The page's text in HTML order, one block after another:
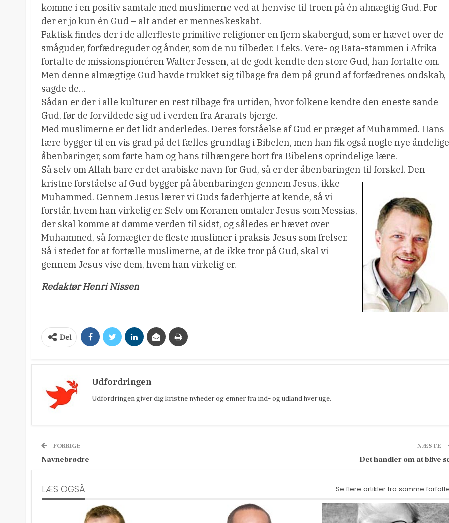
komme i en positiv samtale med muslimerne ved at henvise til troen på én almægtig Gud. For
der er jo kun én Gud – alt andet er menneskeskabt.
Faktisk findes der i de allerfleste primitive religioner en fjern skabergud, som er hævet over de
småguder, forfædreguder og ånder, som de nu tilbeder. I f.eks. Vere- og Bata-stammen i Afrika
fortalte de missionspionéren Walter Jessen, at de godt kendte den store Gud, han fortalte om.
Men denne almægtige Gud havde trukket sig tilbage fra dem på grund af forfædrenes ondskab,
sagde de…
Sådan er der i alle kulturer en rest tilbage fra urtiden, hvor folkene kendte den eneste sande
Gud, før de forvildede sig ud i verden fra Ararats bjerge.
Med muslimerne er det lidt anderledes. Deres forståelse af Gud er præget af Muhammed. Hans
lære bygger til en vis grad på det fælles grundlag i Bibelen, men han fik også nogle nye åndelige
åbenbaringer, som førte ham og hans tilhængere bort fra Bibelens oprindelige lære.
Så selv om Allah bare er det arabiske navn for Gud, så er der åbenbaringen til forskel. Den
kristne forståelse af Gud bygger på åbenbaringen gennem Jesus, ikke
Muhammed. Gennem Jesus lærer vi Guds faderhjerte at kende, så vi
forstår, hvem han virkelig er. Selv om Koranen omtaler Jesus som Messias,
der skal komme at dømme verden til sidst, og således er hævet over
Muhammed, så fornægter de fleste muslimer i praksis Jesus som frelser.
Så i stedet for at fortælle muslimerne, at de ikke tror på Gud, skal vi
gennem Jesus vise dem, hvem han virkelig er.
Redaktør Henri Nissen
Del
Udfordringen
Udfordringen giver dig kristne nyheder og emner fra ind- og udland hver uge.
FORRIGE
Navnebrødre
NÆSTE
Det handler om at blive
LÆS OGSÅ Se flere artikler fra samme